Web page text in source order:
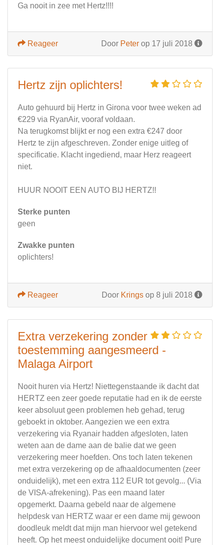
Ga nooit in zee met Hertz!!!!
Door Peter op 17 juli 2018
Reageer
Hertz zijn oplichters!
Auto gehuurd bij Hertz in Girona voor twee weken ad
€229 via RyanAir, vooraf voldaan.
Na terugkomst blijkt er nog een extra €247 door
Hertz te zijn afgeschreven. Zonder enige uitleg of
specificatie. Klacht ingediend, maar Herz reageert
niet.
HUUR NOOIT EEN AUTO BIJ HERTZ!!
Sterke punten
geen
Zwakke punten
oplichters!
Door Krings op 8 juli 2018
Reageer
Extra verzekering zonder
toestemming aangesmeerd -
Malaga Airport
Nooit huren via Hertz! Niettegenstaande ik dacht dat
HERTZ een zeer goede reputatie had en ik de eerste
keer absoluut geen problemen heb gehad, terug
geboekt in oktober. Aangezien we een extra
verzekering via Ryanair hadden afgesloten, laten
weten aan de dame aan de balie dat we geen
verzekering meer hoefden. Ons toch laten tekenen
met extra verzekering op de afhaaldocumenten (zeer
onduidelijk), met een extra 112 EUR tot gevolg... (Via
de VISA-afrekening). Pas een maand later
opgemerkt. Daarna gebeld naar de algemene
helpdesk van HERTZ waar er een dame mij gewoon
doodleuk meldt dat mijn man hiervoor wel getekend
heeft. Op het meest onduidelijke document ooit! Pure